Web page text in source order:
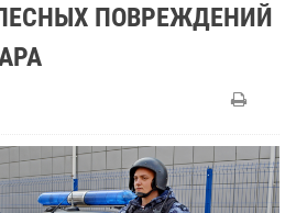
ПОВРЕЖДЕНИЙ